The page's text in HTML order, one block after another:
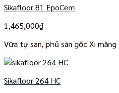
Sikafloor 81 EpoCem
1,465,000₫
Vữa tự san, phủ sàn gốc Xi măng
Sikafloor 264 HC